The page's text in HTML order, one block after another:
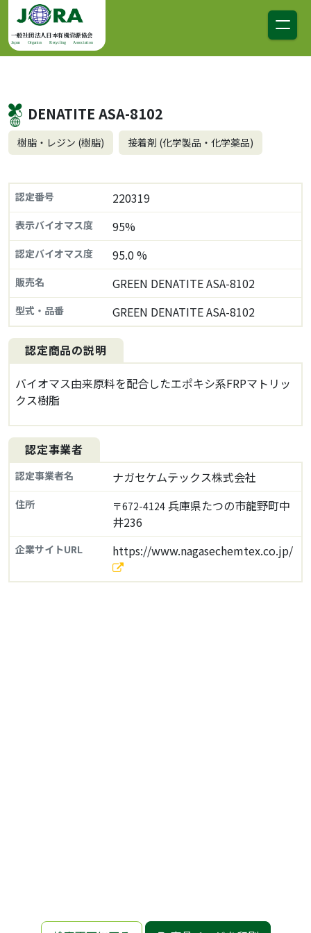
コンテンツへスキップ
メインナビゲーション
一般社団法人日本有機資源協会
Japan Organics Recycling Association
DENATITE ASA-8102
樹脂・レジン (樹脂) 接着剤 (化学製品・化学薬品)
認定番号 220319
表示バイオマス度 95%
認定バイオマス度 95.0 %
販売名 GREEN DENATITE ASA-8102
型式・品番 GREEN DENATITE ASA-8102
認定商品の説明
バイオマス由来原料を配合したエポキシ系FRPマトリッ
クス樹脂
認定事業者
認定事業者名 ナガセケムテックス株式会社
住所 〒672-4124 兵庫県たつの市龍野町中
井236
企業サイトURL https://www.nagasechemtex.co.jp/